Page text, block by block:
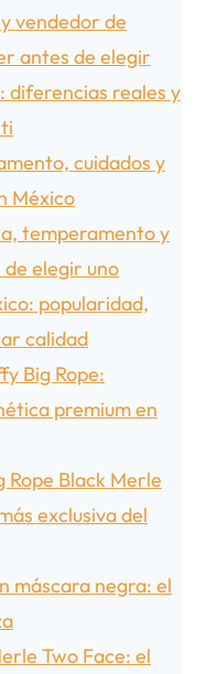
vendedor de
antes de elegir
reales y
cuidados y
México
temperamento y
elegir uno
popularidad,
calidad
Big Rope:
premium en
Rope Black Merle
exclusiva del
máscara negra: el
Two Face: el